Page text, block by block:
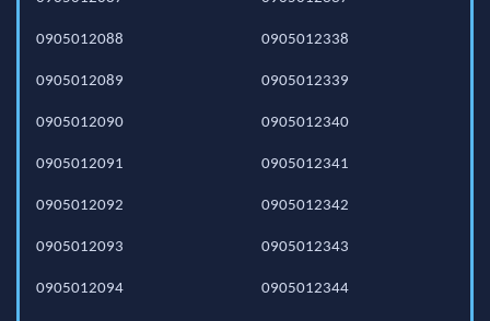
0905012088
0905012089
0905012090
0905012091
0905012092
0905012093
0905012094
0905012338
0905012339
0905012340
0905012341
0905012342
0905012343
0905012344